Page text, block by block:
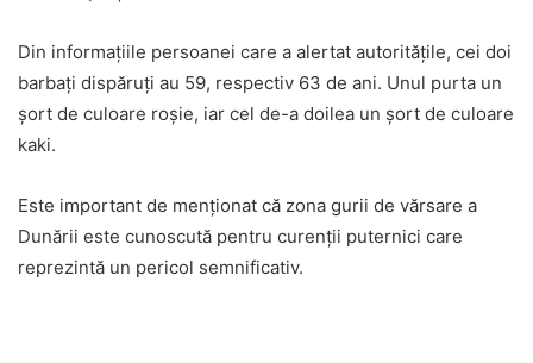
Din informațiile persoanei care a alertat autoritățile, cei doi
barbați dispăruți au 59, respectiv 63 de ani. Unul purta un
șort de culoare roșie, iar cel de-a doilea un șort de culoare
kaki.
Este important de menționat că zona gurii de vărsare a
Dunării este cunoscută pentru curenții puternici care
reprezintă un pericol semnificativ.